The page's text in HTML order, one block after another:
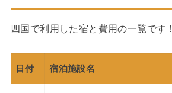
四国で利用した宿と費用の一覧です！
日付 宿泊施設名